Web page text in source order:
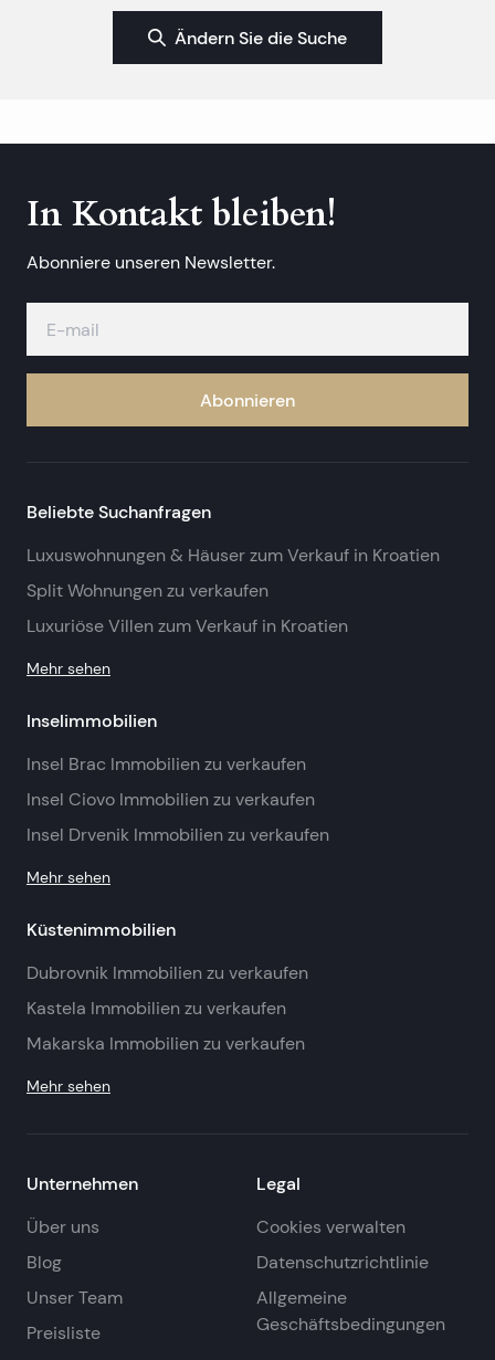
Ändern Sie die Suche
In Kontakt bleiben!
Abonniere unseren Newsletter.
Abonnieren
Beliebte Suchanfragen
Luxuswohnungen & Häuser zum Verkauf in Kroatien
Split Wohnungen zu verkaufen
Luxuriöse Villen zum Verkauf in Kroatien
Mehr sehen
Inselimmobilien
Insel Brac Immobilien zu verkaufen
Insel Ciovo Immobilien zu verkaufen
Insel Drvenik Immobilien zu verkaufen
Mehr sehen
Küstenimmobilien
Dubrovnik Immobilien zu verkaufen
Kastela Immobilien zu verkaufen
Makarska Immobilien zu verkaufen
Mehr sehen
Unternehmen
Über uns
Blog
Unser Team
Preisliste
Legal
Cookies verwalten
Datenschutzrichtlinie
Allgemeine
Geschäftsbedingungen